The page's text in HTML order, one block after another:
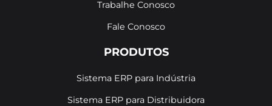
Trabalhe Conosco
Fale Conosco
PRODUTOS
Sistema ERP para Indústria
Sistema ERP para Distribuidora